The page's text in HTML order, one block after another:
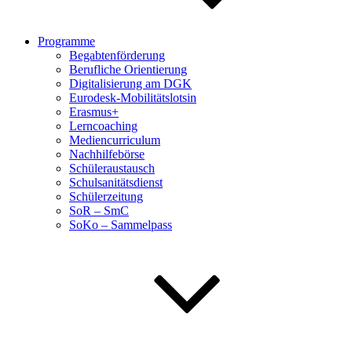
Programme
Begabtenförderung
Berufliche Orientierung
Digitalisierung am DGK
Eurodesk-Mobilitätslotsin
Erasmus+
Lerncoaching
Mediencurriculum
Nachhilfebörse
Schüleraustausch
Schulsanitätsdienst
Schülerzeitung
SoR – SmC
SoKo – Sammelpass